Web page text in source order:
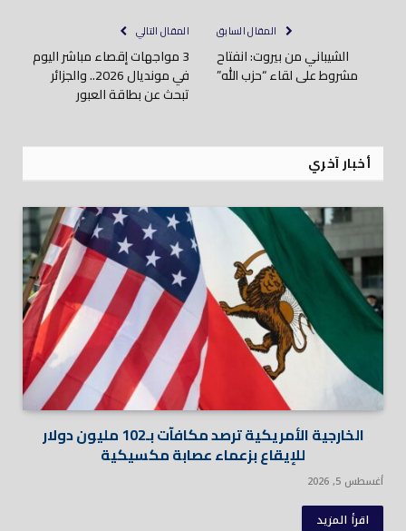
المقال السابق
الشيباني من بيروت: انفتاح
مشروط على لقاء “حزب الله”
المقال التالي
3 مواجهات إقصاء مباشر اليوم
في مونديال 2026.. والجزائر
تبحث عن بطاقة العبور
أخبار آخري
الخارجية الأمريكية ترصد مكافآت بـ102 مليون دولار
للإيقاع بزعماء عصابة مكسيكية
أغسطس 5, 2026
اقرأ المزيد